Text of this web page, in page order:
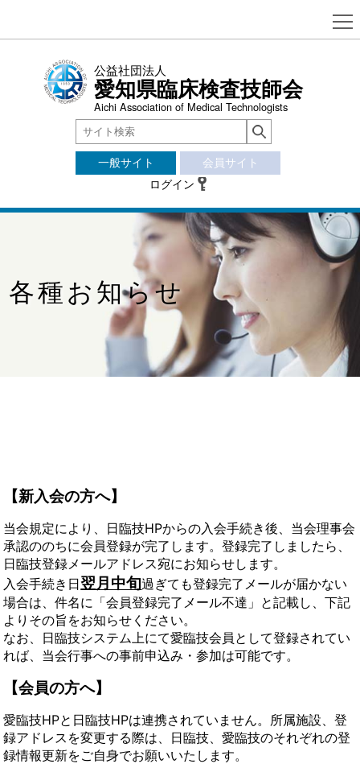
公益社団法人
愛知県臨床検査技師会
Aichi Association of Medical Technologists
一般サイト
会員サイト
ログイン
各種お知らせ
【新入会の方へ】
当会規定により、日臨技HPからの入会手続き後、当会理事会
承認ののちに会員登録が完了します。登録完了しましたら、
日臨技登録メールアドレス宛にお知らせします。
入会手続き日翌月中旬過ぎても登録完了メールが届かない
場合は、件名に「会員登録完了メール不達」と記載し、下記
よりその旨をお知らせください。
なお、日臨技システム上にて愛臨技会員として登録されてい
れば、当会行事への事前申込み・参加は可能です。
【会員の方へ】
愛臨技HPと日臨技HPは連携されていません。所属施設、登
録アドレスを変更する際は、日臨技、愛臨技のそれぞれの登
録情報更新をご自身でお願いいたします。